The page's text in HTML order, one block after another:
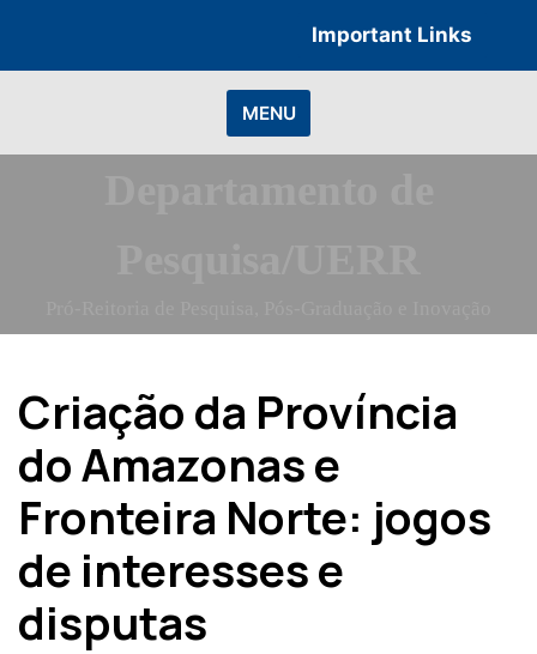
content
Important Links
MENU
Criação da Província
do Amazonas e
Fronteira Norte: jogos
de interesses e
disputas